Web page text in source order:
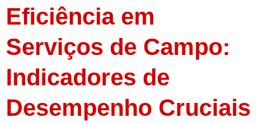
Eficiência em
Serviços de Campo:
Indicadores de
Desempenho Cruciais